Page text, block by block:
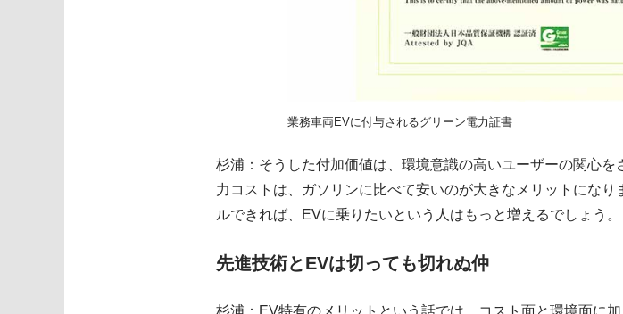
業務車両EVに付与されるグリーン電力証書
杉浦：そうした付加価値は、環境意識の高いユーザーの関心
力コストは、ガソリンに比べて安いのが大きなメリットにな
ルできれば、EVに乗りたいという人はもっと増えるでしょう。
先進技術とEVは切っても切れぬ仲
杉浦：EV特有のメリットという話では、コスト面と環境面に